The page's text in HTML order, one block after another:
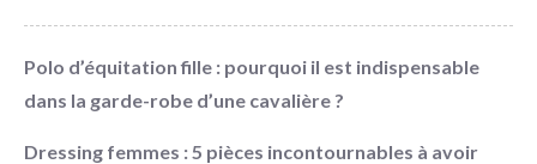
Polo d’équitation fille : pourquoi il est indispensable
dans la garde-robe d’une cavalière ?
Dressing femmes : 5 pièces incontournables à avoir